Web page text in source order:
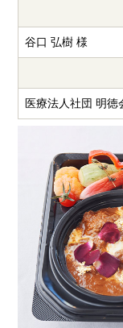
谷口 弘樹 様
医療法人社団 明